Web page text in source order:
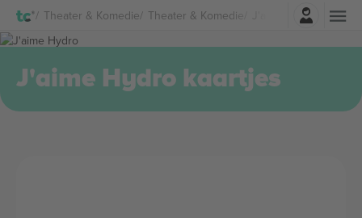
Theater & Komedie Theater & Komedie J'aime Hydro Kaartjes
Log in
J'aime Hydro kaartjes